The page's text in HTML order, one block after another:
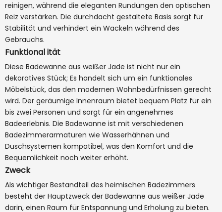
reinigen, während die eleganten Rundungen den optischen
Reiz verstärken. Die durchdacht gestaltete Basis sorgt für
Stabilität und verhindert ein Wackeln während des
Gebrauchs.
Funktional ität
Diese Badewanne aus weißer Jade ist nicht nur ein
dekoratives Stück; Es handelt sich um ein funktionales
Möbelstück, das den modernen Wohnbedürfnissen gerecht
wird. Der geräumige Innenraum bietet bequem Platz für ein
bis zwei Personen und sorgt für ein angenehmes
Badeerlebnis. Die Badewanne ist mit verschiedenen
Badezimmerarmaturen wie Wasserhähnen und
Duschsystemen kompatibel, was den Komfort und die
Bequemlichkeit noch weiter erhöht.
Zweck
Als wichtiger Bestandteil des heimischen Badezimmers
besteht der Hauptzweck der Badewanne aus weißer Jade
darin, einen Raum für Entspannung und Erholung zu bieten.